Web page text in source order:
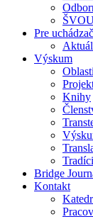
Pre
Výskum
Knihy
Bridge
Kontakt